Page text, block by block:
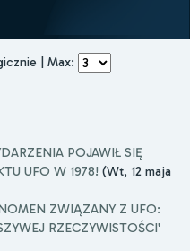
| Max:
POJAWIŁ SIĘ
UFO W 1978! (Wt, 12 maja
ZWIĄZANY Z UFO:
RZECZYWISTOŚCI'